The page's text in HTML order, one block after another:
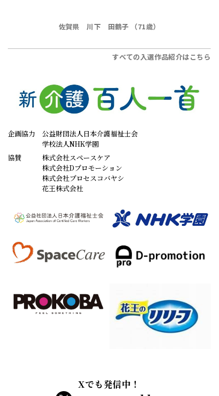
佐賀県 川下 田鶴子 （71歳）
すべての入選作品紹介はこちら
企画協力
公益財団法人日本介護福祉士会
学校法人NHK学園
協賛
株式会社スペースケア
株式会社Dプロモーション
株式会社プロセスコバヤシ
花王株式会社
Xでも発信中！